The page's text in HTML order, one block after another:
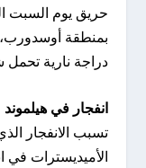
حريق يوم السبت
بمنطقة
دراجة نارية تحمل
انفجار في هيلموند
تسبب الانفجار
الأميديسترات في